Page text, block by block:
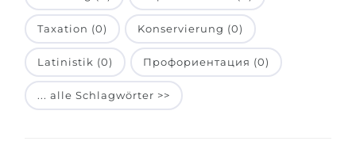
Unsere Studierenden werden
BERATUNG!
Belarus
Anderes Land
BERATUNG BUCHEN
Taxation (0) Konservierung (0)
Latinistik (0) Профориентация (0)
... alle Schlagwörter >>